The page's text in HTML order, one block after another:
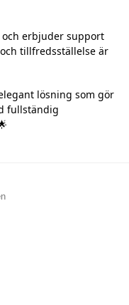
och erbjuder support
tillfredsställelse är
lösning som gör
fullständig